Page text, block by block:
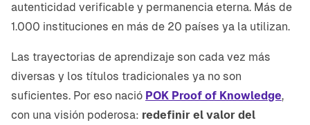
autenticidad verificable y permanencia eterna. Más de
1.000 instituciones en más de 20 países ya la utilizan.
Las trayectorias de aprendizaje son cada vez más
diversas y los títulos tradicionales ya no son
suficientes. Por eso nació POK Proof of Knowledge,
con una visión poderosa: redefinir el valor del